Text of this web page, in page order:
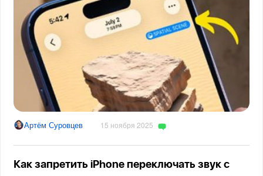
Артём Суровцев 15 ноября 2025
Как запретить iPhone переключать звук с